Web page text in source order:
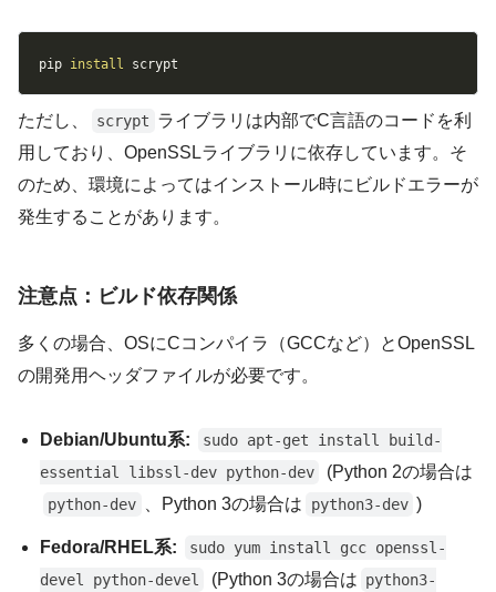
pip install scrypt
ただし、 scrypt ライブラリは内部でC言語のコードを利
用しており、OpenSSLライブラリに依存しています。そ
のため、環境によってはインストール時にビルドエラーが
発生することがあります。
注意点：ビルド依存関係
多くの場合、OSにCコンパイラ（GCCなど）とOpenSSL
の開発用ヘッダファイルが必要です。
Debian/Ubuntu系:
sudo apt-get install build-
essential libssl-dev python-dev
(Python 2の場合は
python-dev 、Python 3の場合は python3-dev )
Fedora/RHEL系:
sudo yum install gcc openssl-
devel python-devel
(Python 3の場合は python3-